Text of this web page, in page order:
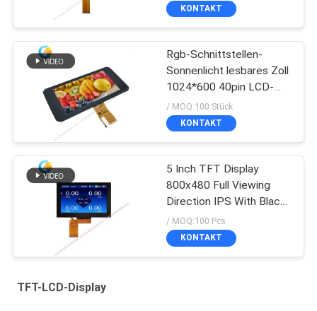
KONTAKT
Rgb-Schnittstellen-
Sonnenlicht lesbares Zoll
1024*600 40pin LCD-
Anzeigen-7、
/ MOQ:100 Stück
KONTAKT
5 Inch TFT Display
800x480 Full Viewing
Direction IPS With Black
Glass Cover
/ MOQ:100 Pcs
KONTAKT
TFT-LCD-Display